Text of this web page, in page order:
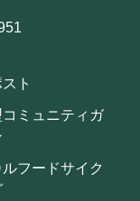
ト
ミュニティガ
ルフードサイク